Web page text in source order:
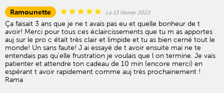
Ramounette Le 13 février 2023
Ça faisait 3 ans que je ne t avais pas eu et quelle bonheur de t
avoir! Merci pour tous ces éclaircissements que tu m as apportes
auj sur le pro c était très clair et limpide et tu as bien cerné tout le
monde! Un sans faute! J ai essayé de t avoir ensuite mai ne te
entendais pas qu’elle frustration je voulais que l on termine. Je vais
patienter et attendre ton cadeau de 10 min (encore merci) en
espérant t avoir rapidement comme auj très prochainement !
Rama